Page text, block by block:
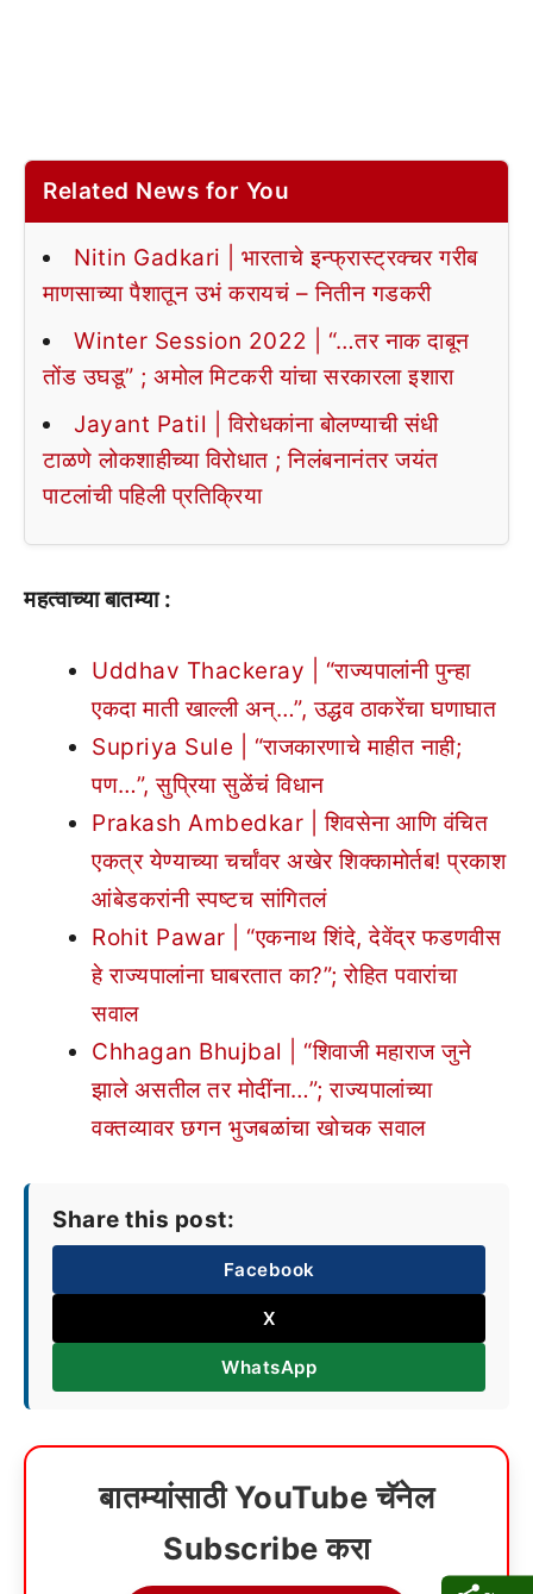
Related News for You
Nitin Gadkari | भारताचे इन्फ्रास्ट्रक्चर गरीब
माणसाच्या पैशातून उभं करायचं – नितीन गडकरी
Winter Session 2022 | “…तर नाक दाबून
तोंड उघडू” ; अमोल मिटकरी यांचा सरकारला इशारा
Jayant Patil | विरोधकांना बोलण्याची संधी
टाळणे लोकशाहीच्या विरोधात ; निलंबनानंतर जयंत
पाटलांची पहिली प्रतिक्रिया
महत्वाच्या बातम्या :
Uddhav Thackeray | “राज्यपालांनी पुन्हा
एकदा माती खाल्ली अन्…”, उद्धव ठाकरेंचा घणाघात
Supriya Sule | “राजकारणाचे माहीत नाही;
पण…”, सुप्रिया सुळेंचं विधान
Prakash Ambedkar | शिवसेना आणि वंचित
एकत्र येण्याच्या चर्चांवर अखेर शिक्कामोर्तब! प्रकाश
आंबेडकरांनी स्पष्टच सांगितलं
Rohit Pawar | “एकनाथ शिंदे, देवेंद्र फडणवीस
हे राज्यपालांना घाबरतात का?”; रोहित पवारांचा
सवाल
Chhagan Bhujbal | “शिवाजी महाराज जुने
झाले असतील तर मोदींना…”; राज्यपालांच्या
वक्तव्यावर छगन भुजबळांचा खोचक सवाल
Share this post:
Facebook
X
WhatsApp
बातम्यांसाठी YouTube चॅनेल
Subscribe करा